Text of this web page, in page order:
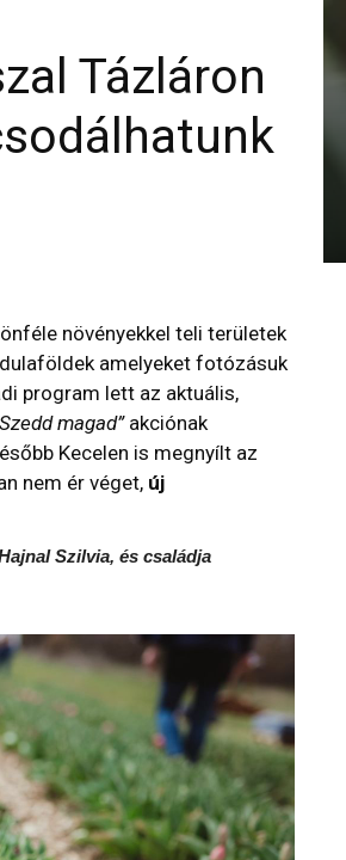
Tázláron
növényekkel teli területek
amelyeket fotózásuk
program lett az aktuális,
magad”akciónak
Kecelen is megnyílt az
nem ér véget, új
Szilvia, és családja